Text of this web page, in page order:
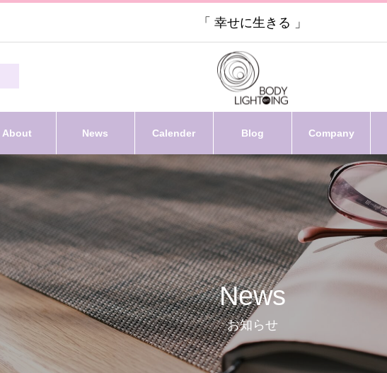
「 幸せに生きる 」
About News Calender Blog Company
News
お知らせ